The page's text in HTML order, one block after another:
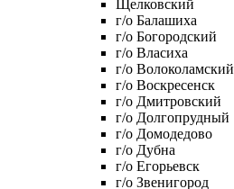
Щелковский
г/о Балашиха
г/о Богородский
г/о Власиха
г/о Волоколамский
г/о Воскресенск
г/о Дмитровский
г/о Долгопрудный
г/о Домодедово
г/о Дубна
г/о Егорьевск
г/о Звенигород